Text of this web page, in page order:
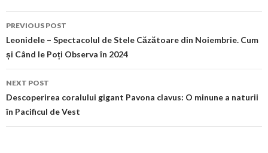
Post
navigation
PREVIOUS POST
Leonidele – Spectacolul de Stele Căzătoare din Noiembrie. Cum
și Când le Poți Observa în 2024
NEXT POST
Descoperirea coralului gigant Pavona clavus: O minune a naturii
în Pacificul de Vest